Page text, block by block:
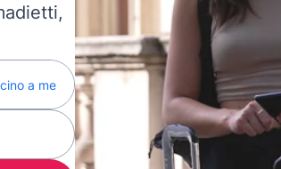
a me